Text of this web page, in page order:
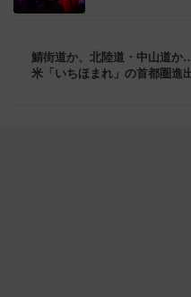
鯖街道か、北陸道・中山道
米「いちほまれ」の首都圏進